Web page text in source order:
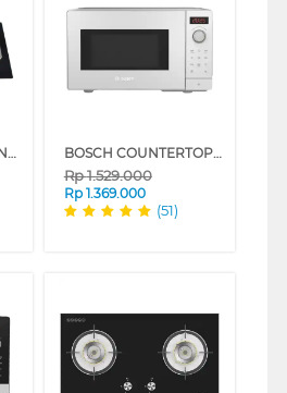
FOTILE KOMPOR TANAM BUILT IN HOB GHG73202
BOSCH COUNTERTOP MICROWAVE FFL023MW0
Rp1.529.000
Rp 1.369.000
(51)